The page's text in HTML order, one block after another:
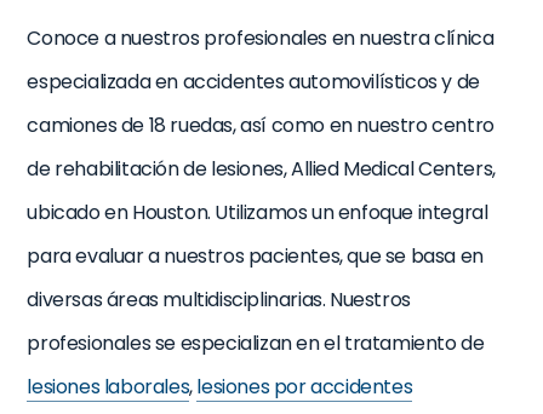
Conoce a nuestros profesionales en nuestra clínica
especializada en accidentes automovilísticos y de
camiones de 18 ruedas, así como en nuestro centro
de rehabilitación de lesiones, Allied Medical Centers,
ubicado en Houston. Utilizamos un enfoque integral
para evaluar a nuestros pacientes, que se basa en
diversas áreas multidisciplinarias. Nuestros
profesionales se especializan en el tratamiento de
lesiones laborales,lesiones por accidentes